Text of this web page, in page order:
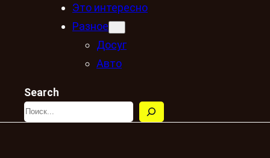
Это интересно
Разное
Досуг
Авто
Search